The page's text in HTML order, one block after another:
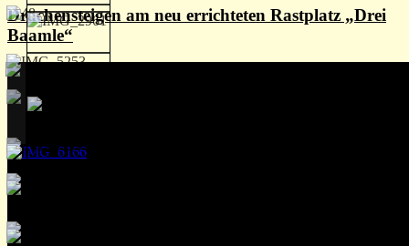
Drachensteigen am neu errichteten Rastplatz „Drei
Baamle“